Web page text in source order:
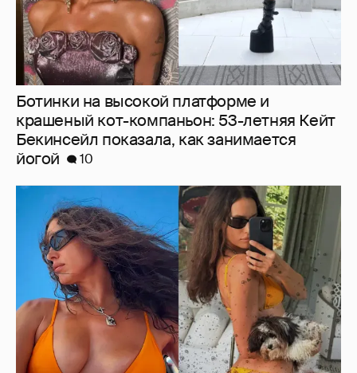
Ботинки на высокой платформе и
крашеный кот-компаньон: 53-летняя Кейт
Бекинсейл показала, как занимается
йогой
10